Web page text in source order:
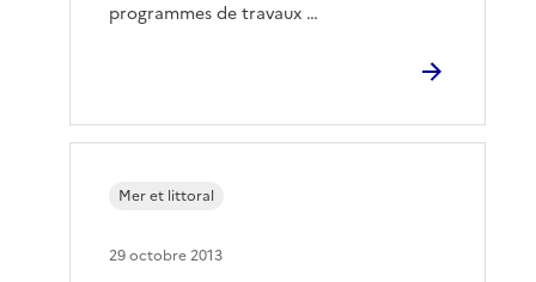
programmes de travaux …
Mer et littoral
29 octobre 2013